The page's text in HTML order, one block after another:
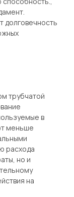
долговечность
трубчатой
в
меньше
расхода
но и
на